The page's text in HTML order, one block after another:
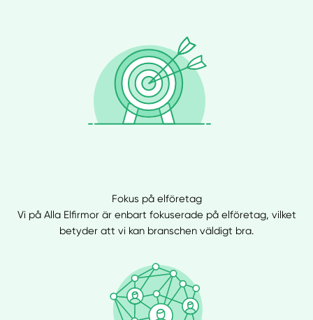
Fokus på elföretag
Vi på Alla Elfirmor är enbart fokuserade på elföretag, vilket
betyder att vi kan branschen väldigt bra.